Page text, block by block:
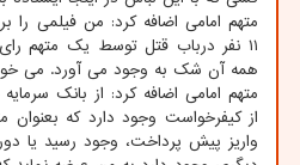
متهم امامی اضافه کرد: من فیلمی را
۱۱ نفر درباب قتل توسط یک متهم
همه آن شک به وجود می آورد. می
متهم امامی اضافه کرد: از بانک
از کیفرخواست وجود دارد که بعنوان
واریز پیش پرداخت، وجود رسید یا